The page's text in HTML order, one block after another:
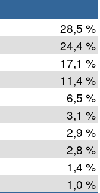
28,5 %
24,4 %
17,1 %
11,4 %
6,5 %
3,1 %
2,9 %
2,8 %
1,4 %
1,0 %